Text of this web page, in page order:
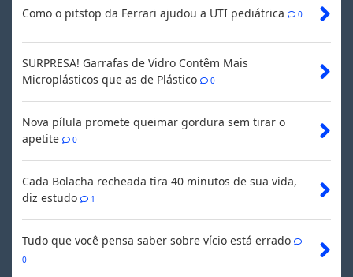
Como o pitstop da Ferrari ajudou a UTI pediátrica 0
SURPRESA! Garrafas de Vidro Contêm Mais
Microplásticos que as de Plástico
0
Nova pílula promete queimar gordura sem tirar o
apetite
0
Cada Bolacha recheada tira 40 minutos de sua vida,
diz estudo
1
Tudo que você pensa saber sobre vício está errado
0